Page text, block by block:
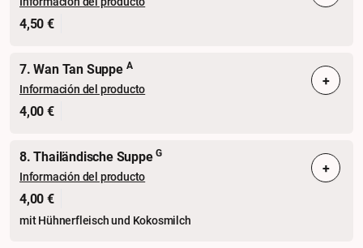
4,50 €
7. Wan Tan Suppe A
Información del producto
4,00 €
+
8. Thailändische SuppeG
Información del producto
4,00 €
mit Hühnerfleisch und Kokosmilch
+